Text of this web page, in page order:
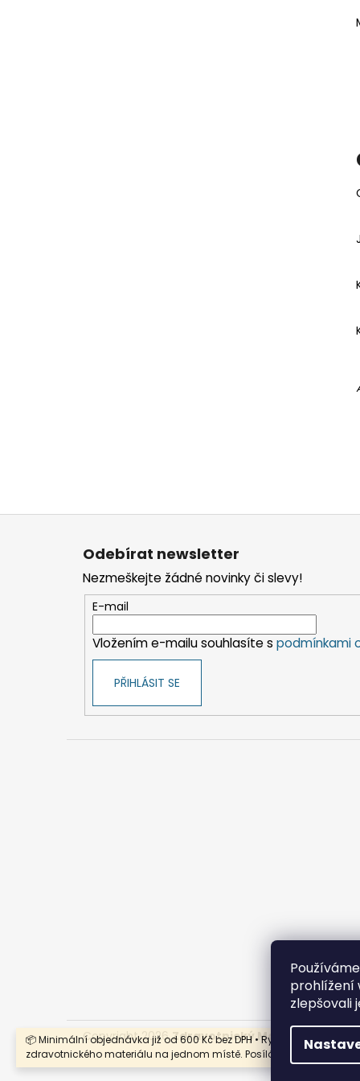
prohlížení
zlepšovali
📦 Minimální objednávka již od 600 Kč bez DPH • Rychlý nákup
zdravotnického materiálu na jednom místě. Posíláme i na
Odebírat newsletter
Nezmeškejte žádné novinky či slevy!
E-mail
Vložením e-mailu souhlasíte s podmínkami
PŘIHLÁSIT SE
Copyright 2026Zdravotnický Materiál -